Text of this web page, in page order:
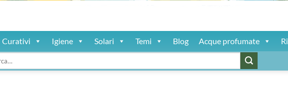
Curativi Igiene Solari Temi Blog Acque profumate